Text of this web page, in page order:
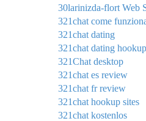
30larinizda-flort Web
321chat come
321chat dating
321chat dating
321Chat desktop
321chat es review
321chat fr review
321chat hookup sites
321chat kostenlos